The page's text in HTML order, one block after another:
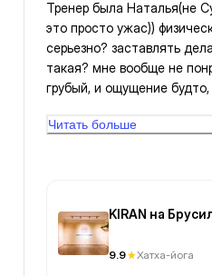
все💦🪻💗🪻💗🪻💦💛😁🐡🐠🐠всем
rahmet ),🐠🐠 😝😝🥰 құтты болсын!! аминь😝🤗😊😁🥰
🥰🤩thanks
нравится,подтянутость и
🧡💛💭
Тренер была Наталья(не
это просто ужас))
серьезно? заставлять
такая? мне вообще не
грубый, и ощущение будто,
жду его приезда, а к
Читать больше
KIRAN на
9.9 Хатха-йога